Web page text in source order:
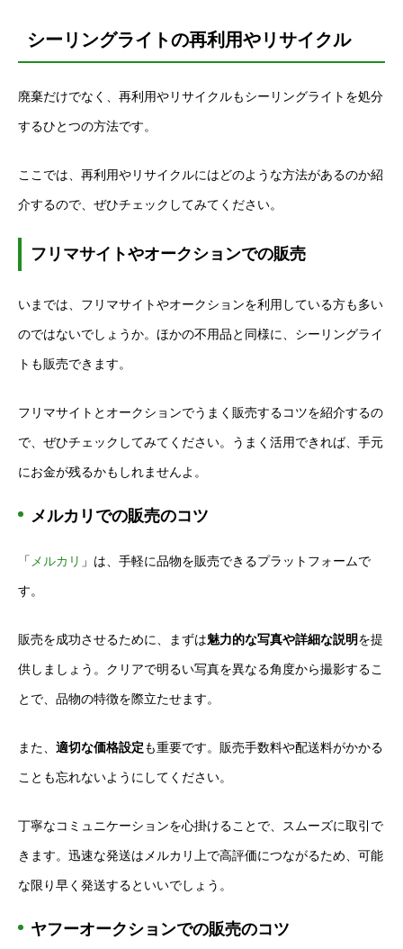
シーリングライトの再利用やリサイクル
廃棄だけでなく、再利用やリサイクルもシーリングライトを処分
するひとつの方法です。
ここでは、再利用やリサイクルにはどのような方法があるのか紹
介するので、ぜひチェックしてみてください。
フリマサイトやオークションでの販売
いまでは、フリマサイトやオークションを利用している方も多い
のではないでしょうか。ほかの不用品と同様に、シーリングライ
トも販売できます。
フリマサイトとオークションでうまく販売するコツを紹介するの
で、ぜひチェックしてみてください。うまく活用できれば、手元
にお金が残るかもしれませんよ。
メルカリでの販売のコツ
「 メルカリ 」は、手軽に品物を販売できるプラットフォームで
す。
販売を成功させるために、まずは魅力的な写真や詳細な説明を提
供しましょう。クリアで明るい写真を異なる角度から撮影するこ
とで、品物の特徴を際立たせます。
また、 適切な価格設定も重要です。販売手数料や配送料がかかる
ことも忘れないようにしてください。
丁寧なコミュニケーションを心掛けることで、スムーズに取引で
きます。迅速な発送はメルカリ上で高評価につながるため、可能
な限り早く発送するといいでしょう。
ヤフーオークションでの販売のコツ